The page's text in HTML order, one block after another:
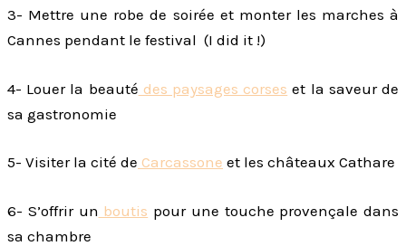
3- Mettre une robe de soirée et monter les marches à
Cannes pendant le festival (I did it !)
4- Louer la beauté des paysages corses et la saveur de
sa gastronomie
5- Visiter la cité de Carcassone et les châteaux Cathare
6- S’offrir un boutis pour une touche provençale dans
sa chambre